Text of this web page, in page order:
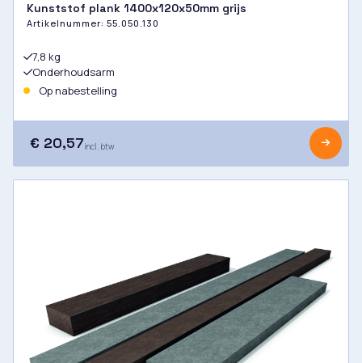
Kunststof plank 1400x120x50mm grijs
Artikelnummer: 55.050.130
7,8 kg
Onderhoudsarm
Op nabestelling
€ 20,57incl. btw